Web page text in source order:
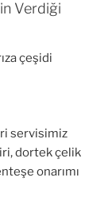
Verdiği
çeşidi
servisimiz
dortek çelik
onarımı